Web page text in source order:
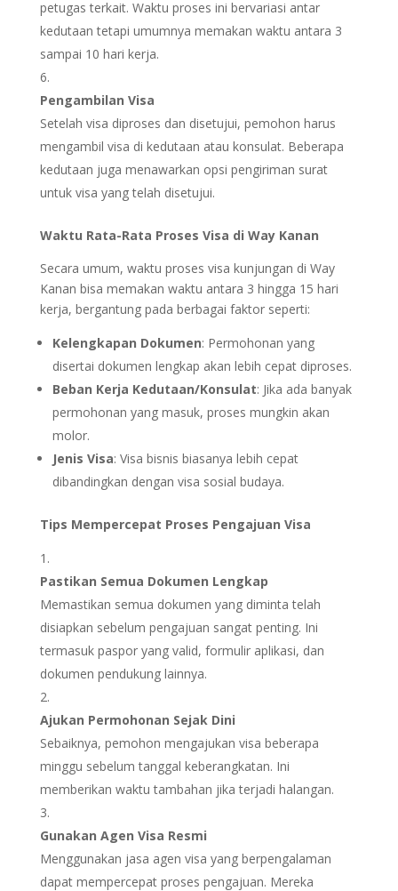
petugas terkait. Waktu proses ini bervariasi antar
kedutaan tetapi umumnya memakan waktu antara 3
sampai 10 hari kerja.
Pengambilan Visa
Setelah visa diproses dan disetujui, pemohon harus
mengambil visa di kedutaan atau konsulat. Beberapa
kedutaan juga menawarkan opsi pengiriman surat
untuk visa yang telah disetujui.
Waktu Rata-Rata Proses Visa di Way Kanan
Secara umum, waktu proses visa kunjungan di Way
Kanan bisa memakan waktu antara 3 hingga 15 hari
kerja, bergantung pada berbagai faktor seperti:
Kelengkapan Dokumen: Permohonan yang
disertai dokumen lengkap akan lebih cepat diproses.
Beban Kerja Kedutaan/Konsulat: Jika ada banyak
permohonan yang masuk, proses mungkin akan
molor.
Jenis Visa: Visa bisnis biasanya lebih cepat
dibandingkan dengan visa sosial budaya.
Tips Mempercepat Proses Pengajuan Visa
Pastikan Semua Dokumen Lengkap
Memastikan semua dokumen yang diminta telah
disiapkan sebelum pengajuan sangat penting. Ini
termasuk paspor yang valid, formulir aplikasi, dan
dokumen pendukung lainnya.
Ajukan Permohonan Sejak Dini
Sebaiknya, pemohon mengajukan visa beberapa
minggu sebelum tanggal keberangkatan. Ini
memberikan waktu tambahan jika terjadi halangan.
Gunakan Agen Visa Resmi
Menggunakan jasa agen visa yang berpengalaman
dapat mempercepat proses pengajuan. Mereka